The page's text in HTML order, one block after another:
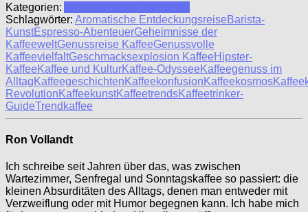
Kategorien:
Schlagwörter: Aromatische Entdeckungsreise Barista-
KunstEspresso-AbenteuerGeheimnisse der
KaffeeweltGenussreise KaffeeGenussvolle
KaffeevielfaltGeschmacksexplosion Kaffee Hipster-
Kaffee Kaffee und KulturKaffee-Odyssee Kaffeegenuss im
Alltag Kaffeegeschichten Kaffeekonfusion Kaffeekosmos
Revolution KaffeekunstKaffeetrendsKaffeetrinker-
GuideTrendkaffee
Ron Vollandt
Ich schreibe seit Jahren über das, was zwischen
Wartezimmer, Senfregal und Sonntagskaffee so passiert: die
kleinen Absurditäten des Alltags, denen man entweder mit
Verzweiflung oder mit Humor begegnen kann. Ich habe mich